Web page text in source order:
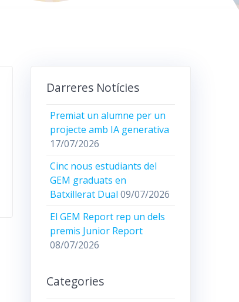
Darreres Notícies
Premiat un alumne per un
projecte amb IA generativa
17/07/2026
Cinc nous estudiants del
GEM graduats en
Batxillerat Dual 09/07/2026
El GEM Report rep un dels
premis Junior Report
08/07/2026
Categories